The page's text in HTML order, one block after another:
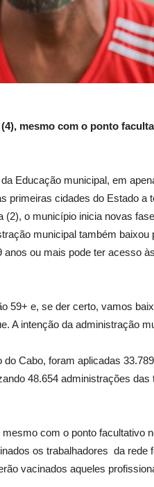
mesmo com o ponto
Educação municipal, em
primeiras cidades do Estado a
(2), o município inicia novas
municipal também baixou
ou mais pode ter acesso
59+ e, se der certo, vamos
A intenção da administração
Cabo, foram aplicadas
48.654 administrações das
com o ponto facultativo
os trabalhadores da rede
vacinados aqueles